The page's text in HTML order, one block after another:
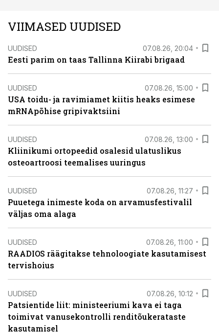
VIIMASED UUDISED
UUDISED 07.08.26, 20:04
Eesti parim on taas Tallinna Kiirabi brigaad
UUDISED 07.08.26, 15:00
USA toidu- ja ravimiamet kiitis heaks esimese
mRNApõhise gripivaktsiini
UUDISED 07.08.26, 13:00
Kliinikumi ortopeedid osalesid ulatuslikus
osteoartroosi teemalises uuringus
UUDISED 07.08.26, 11:27
Puuetega inimeste koda on arvamusfestivalil
väljas oma alaga
UUDISED 07.08.26, 11:00
RAADIOS räägitakse tehnoloogiate kasutamisest
tervishoius
UUDISED 07.08.26, 10:12
Patsientide liit: ministeeriumi kava ei taga
toimivat vanusekontrolli renditõukerataste
kasutamisel